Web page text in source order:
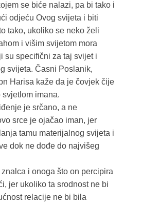
se biće nalazi, pa bi tako i
odjeću Ovog svijeta i biti
tako, ukoliko se neko želi
i višim svijetom mora
su specifični za taj svijet i
svijeta. Časni Poslanik,
Harisa kaže da je čovjek čije
imana.
je srčano, a ne
srce je ojačao iman, jer
tamu materijalnog svijeta i
dok ne dođe do najvišeg
i onoga što on percipira
jer ukoliko ta srodnost ne bi
relacije ne bi bila